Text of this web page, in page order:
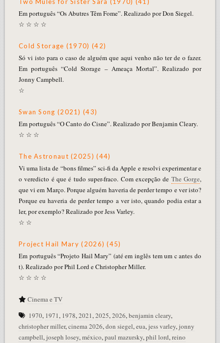
Em português “Os Abutres Têm Fome”. Realizado por Don Siegel.
☆ ☆ ☆ ☆
Cold Storage (1970) (42)
Só vi isto para o caso de alguém que aqui venho não ter de o fazer.
Em português “Cold Storage – Ameaça Mortal”. Realizado por
Jonny Campbell.
☆
Swan Song (2021) (43)
Em português “O Canto do Cisne”. Realizado por Benjamin Cleary.
☆ ☆ ☆
The Astronaut (2025) (44)
Vi uma lista de “bons filmes” sci-fi da Apple e resolvi experimentar e
o veredicto é que é tudo super-fraco. Com excepção de The Gorge,
que vi em Março. Porque alguém haveria de perder tempo e ver isto?
Porque eu haveria de perder tempo a ver isto, quando podia estar a
ler, por exemplo? Realizado por Jess Varley.
☆ ☆
Project Hail Mary (2026) (45)
Em português “Projeto Hail Mary” (até em inglês tem um c antes do
t). Realizado por Phil Lord e Christopher Miller.
☆ ☆ ☆ ☆
Cinema e TV
1970, 1971, 1978,2021,2025,2026,benjamin cleary,
christopher miller,cinema 2026,don siegel,eua,jess varley,jonny
campbell,joseph losey,méxico,paul mazursky,phil lord,reino